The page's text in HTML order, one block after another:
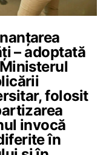
– adoptată
folosit
invocă
în